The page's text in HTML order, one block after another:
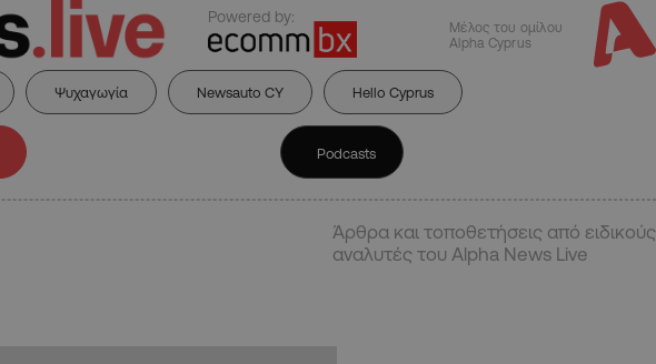
Powered by:
Μέλος του ομίλου
Alpha Cyprus
Ψυχαγωγία Newsauto CY Hello Cyprus
Podcasts
Άρθρα και τοποθετήσεις από ειδικούς
αναλυτές του Alpha News Live